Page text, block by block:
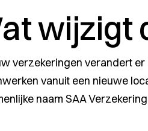
wijzigt
verzekeringen verandert
vanuit een nieuwe
naam SAA